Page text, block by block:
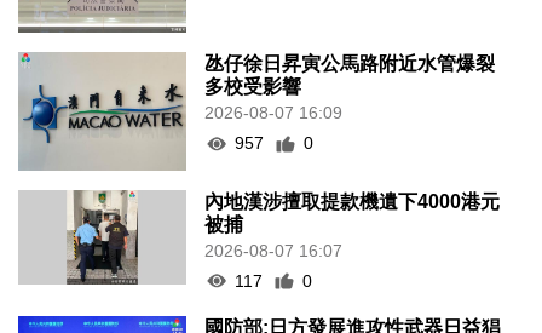
氹仔徐日昇寅公馬路附近水管爆裂
多校受影響
2026-08-07 16:09
957
0
內地漢涉擅取提款機遺下4000港元
被捕
2026-08-07 16:07
117
0
國防部:日方發展進攻性武器日益猖